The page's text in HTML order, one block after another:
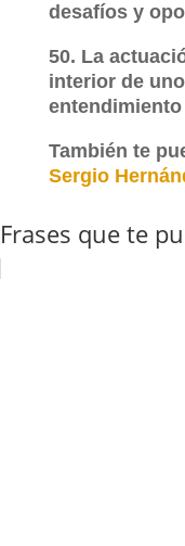
desafíos y
50. La
interior de
También te
Sergio
Frases que te